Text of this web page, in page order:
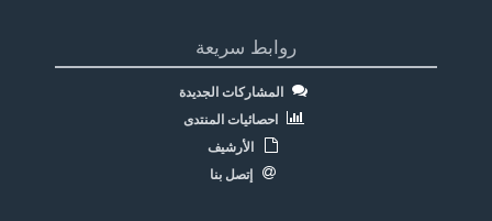
روابط سريعة
المشاركات الجديدة
احصائيات المنتدى
الأرشيف
إتصل بنا